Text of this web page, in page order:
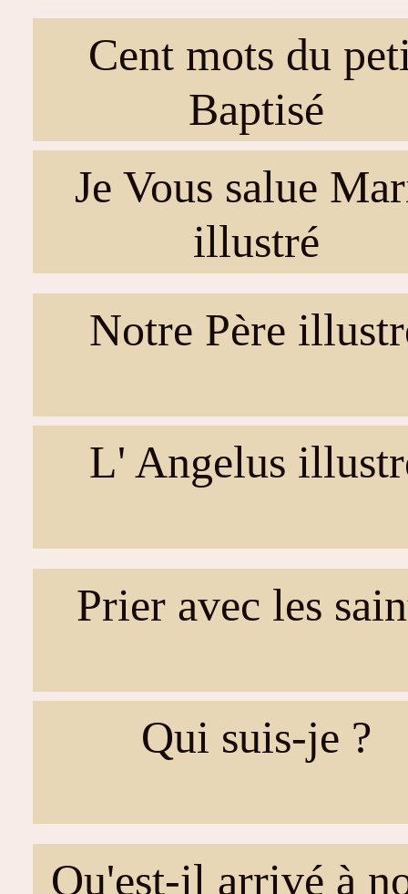
Cent mots du
Baptisé
Je Vous salue
illustré
Notre Père
L' Angelus
Prier avec les
Qui suis-je ?
Qu'est-il arrivé à